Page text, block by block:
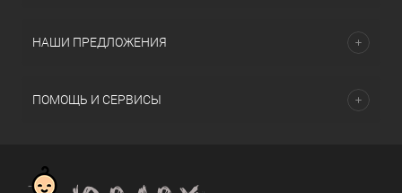
НАШИ ПРЕДЛОЖЕНИЯ
ПОМОЩЬ И СЕРВИСЫ